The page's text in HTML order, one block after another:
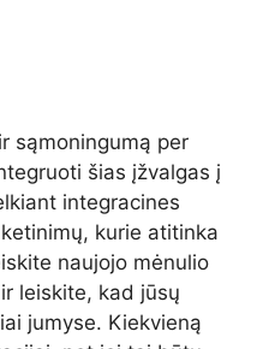
sąmoningumą per
šias įžvalgas į
integracines
kurie atitinka
naujojo mėnulio
leiskite, kad jūsų
jumyse. Kiekvieną